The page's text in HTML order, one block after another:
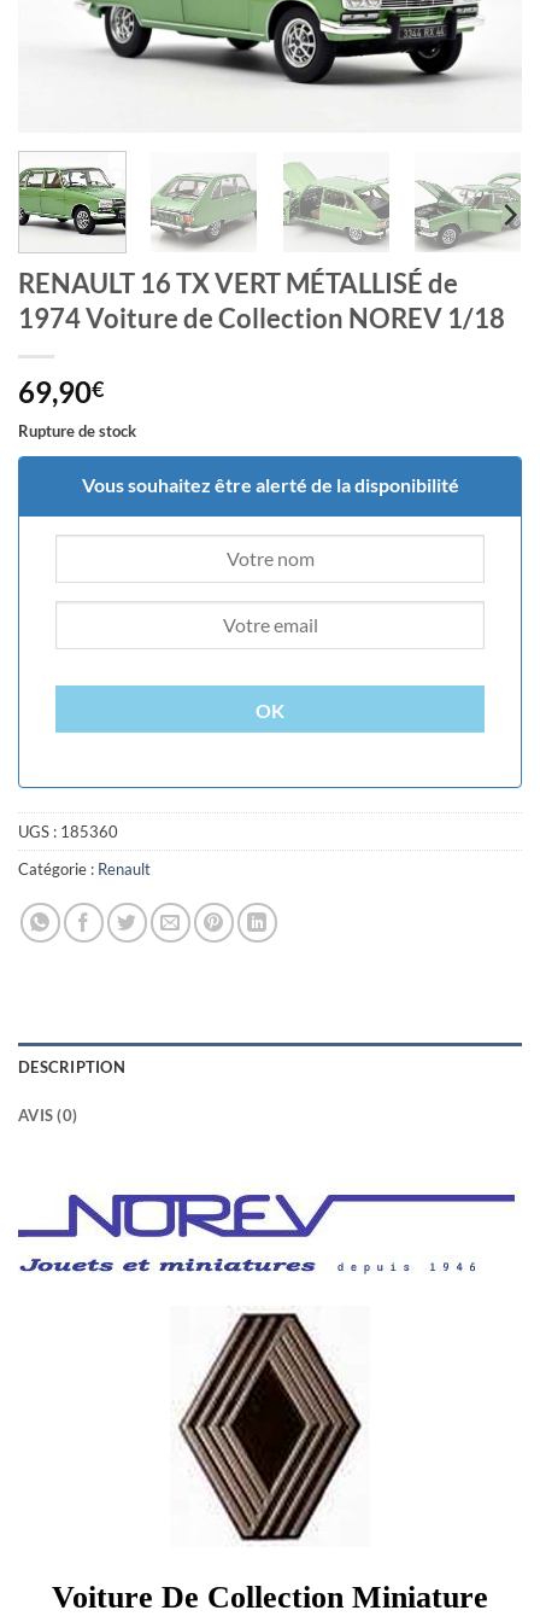
RENAULT 16 TX VERT MÉTALLISÉ de
1974 Voiture de Collection NOREV 1/18
69,90€
Rupture de stock
Vous souhaitez être alerté de la disponibilité
OK
UGS : 185360
Catégorie : Renault
DESCRIPTION
AVIS (0)
Voiture De Collection Miniature